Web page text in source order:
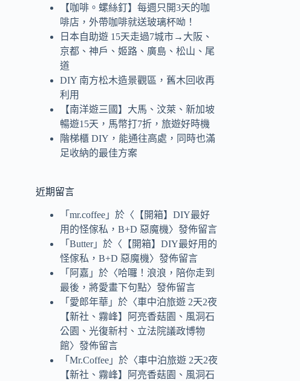
【咖啡。螺絲釘】每週只開3天的咖
啡店，外帶咖啡就送玻璃杯呦！
日本自助遊 15天走過7城市→大阪、
京都、神戶、姬路、廣島、松山、尾
道
DIY 南方松木造景觀區，舊木回收再
利用
【南洋遊三國】大馬、汶萊、新加坡
暢遊15天，馬幣打7折，旅遊好時機
階梯櫃 DIY，能通往高處，同時也滿
足收納的最佳方案
近期留言
「mr.coffee 」於〈 【開箱】DIY最好
用的怪傢私，B+D 惡魔機〉發佈留言
「Butter」於〈 【開箱】DIY最好用的
怪傢私，B+D 惡魔機〉發佈留言
「 阿嘉 」於〈哈囉！浪浪，陪你走到
最後，將愛畫下句點〉發佈留言
「 愛郎年華 」於〈車中泊旅遊 2天2夜
【新社、霧峰】阿亮香菇園、風洞石
公園、光復新村、立法院議政博物
館〉發佈留言
「Mr.Coffee 」於〈車中泊旅遊 2天2夜
【新社、霧峰】阿亮香菇園、風洞石